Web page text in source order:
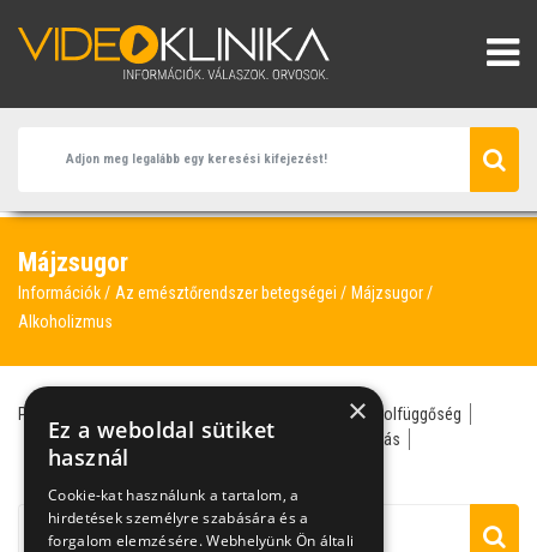
Májzsugor
Információk Az emésztőrendszer betegségei
Májzsugor
Alkoholizmus
Prof. Dr. Simon Tamás
alkoholfüggőség
alkoholista
alkoholizmus
alkoholos májkárosodás
gasztroenterológus
×
Ez a weboldal sütiket
használ
Cookie-kat használunk a tartalom, a
hirdetések személyre szabására és a
forgalom elemzésére. Webhelyünk Ön általi